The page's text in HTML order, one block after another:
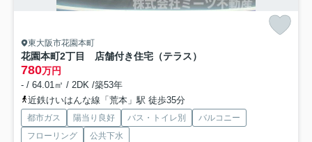
東大阪市花園本町
花園本町2丁目 店舗付き住宅（テラス）
780万円
- / 64.01㎡ / 2DK /築53年
近鉄けいはんな線「荒本」駅 徒歩35分
都市ガス 陽当り良好 バス・トイレ別
バルコニー
フローリング
公共下水